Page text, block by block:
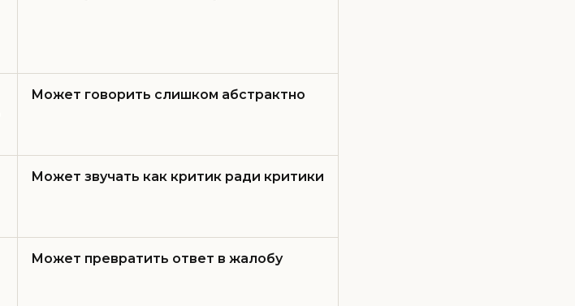
Может говорить слишком абстрактно
Может звучать как критик ради критики
Может превратить ответ в жалобу